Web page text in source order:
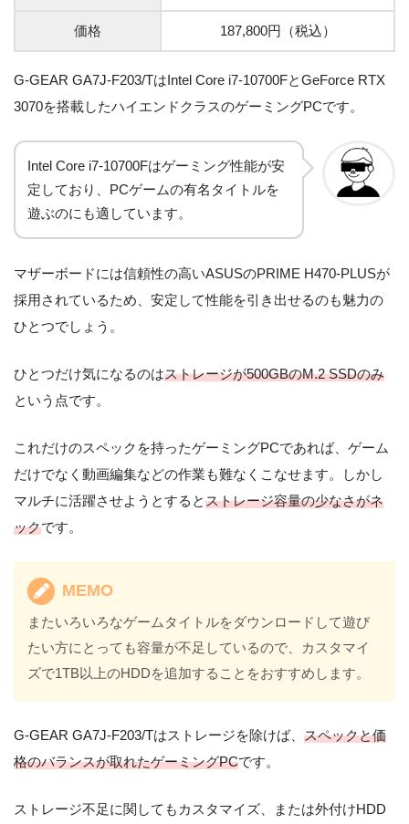
価格 187,800円（税込）
G-GEAR GA7J-F203/TはIntel Core i7-10700FとGeForce RTX
3070を搭載したハイエンドクラスのゲーミングPCです。
Intel Core i7-10700Fはゲーミング性能が安
定しており、PCゲームの有名タイトルを
遊ぶのにも適しています。
マザーボードには信頼性の高いASUSのPRIME H470-PLUSが
採用されているため、安定して性能を引き出せるのも魅力の
ひとつでしょう。
ひとつだけ気になるのはストレージが500GBのM.2 SSDのみ
という点です。
これだけのスペックを持ったゲーミングPCであれば、ゲーム
だけでなく動画編集などの作業も難なくこなせます。しかし
マルチに活躍させようとするとストレージ容量の少なさがネ
ックです。
MEMO
またいろいろなゲームタイトルをダウンロードして遊び
たい方にとっても容量が不足しているので、カスタマイ
ズで1TB以上のHDDを追加することをおすすめします。
G-GEAR GA7J-F203/Tはストレージを除けば、 スペックと価
格のバランスが取れたゲーミングPCです。
ストレージ不足に関してもカスタマイズ、または外付けHDD